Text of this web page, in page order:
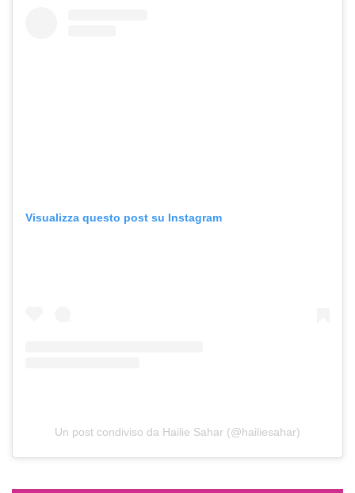
Visualizza questo post su Instagram
Un post condiviso da Hailie Sahar (@hailiesahar)